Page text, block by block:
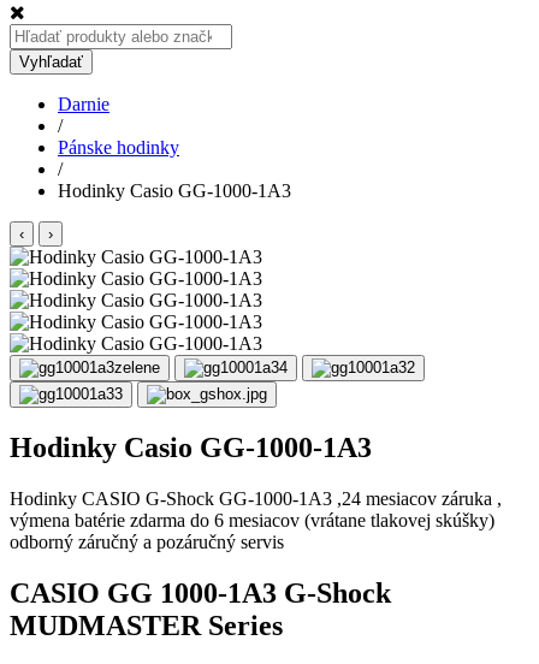
Hľadať:
Vyhľadať
Darnie
/
Pánske hodinky
/
Hodinky Casio GG-1000-1A3
‹ ›
Hodinky Casio GG-1000-1A3
Hodinky CASIO G-Shock GG-1000-1A3 ,24 mesiacov záruka ,
výmena batérie zdarma do 6 mesiacov (vrátane tlakovej skúšky)
odborný záručný a pozáručný servis
CASIO GG 1000-1A3 G-Shock
MUDMASTER Series